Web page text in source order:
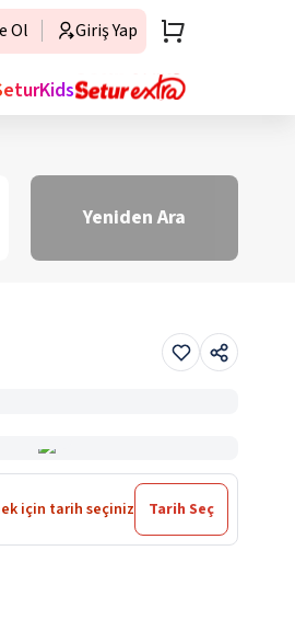
Ol Giriş Yap
Yeniden Ara
için tarih seçiniz Tarih Seç